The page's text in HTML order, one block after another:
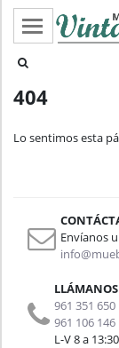
Top ventas
Outlet
Estilos
Profesionales
404
Lo sentimos esta
Envíanos
LLÁMANOS
961 351 650
961 106 146
L-V 8 a